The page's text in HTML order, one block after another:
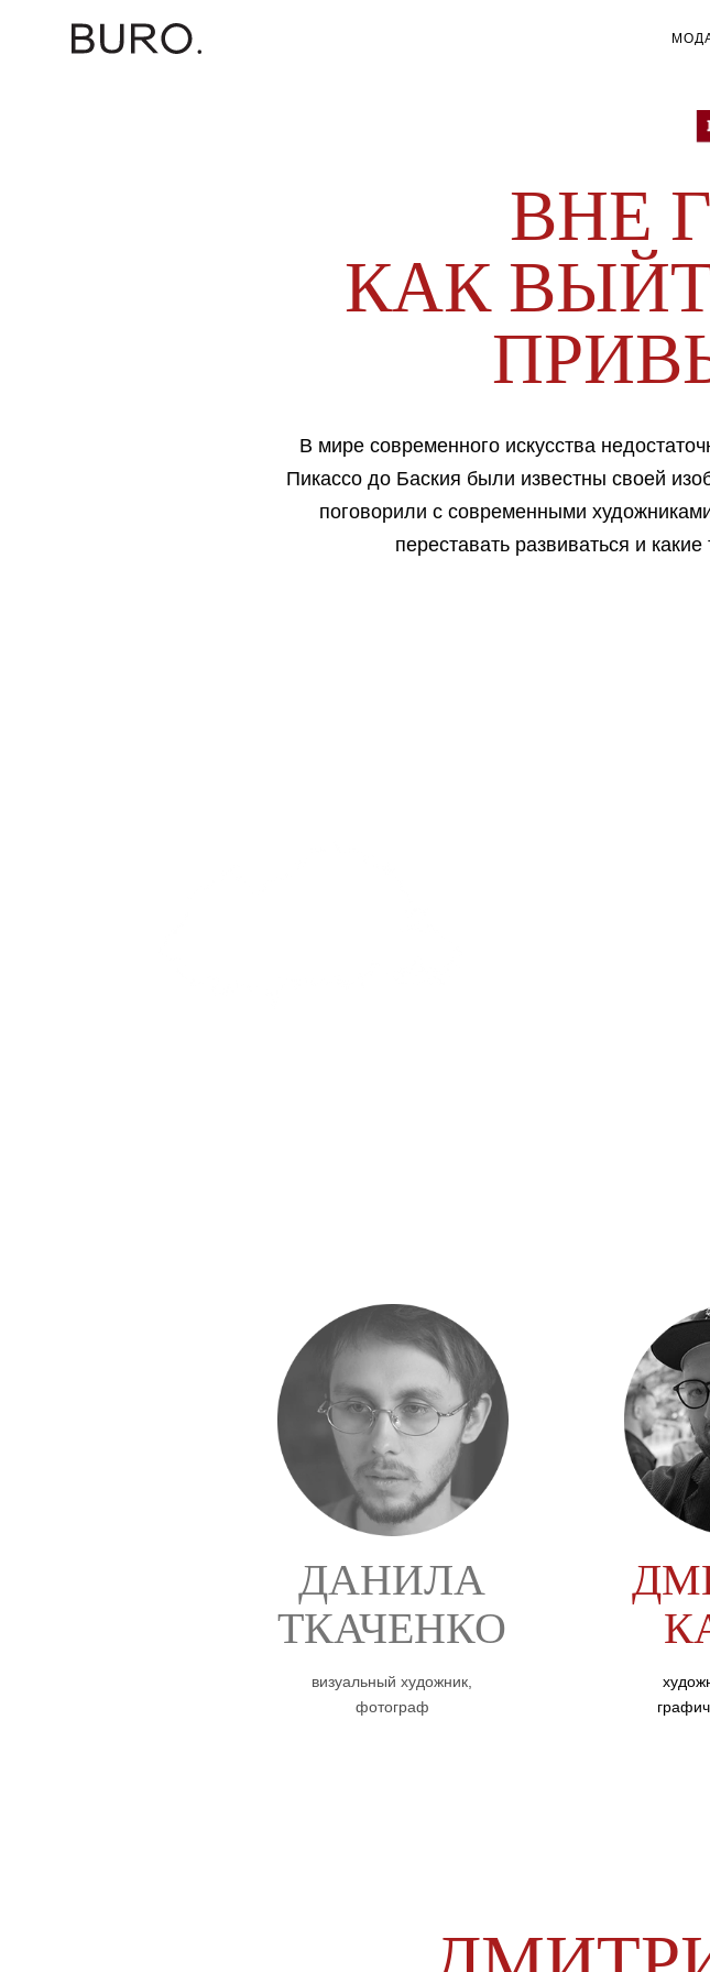
ВНЕ
КАК
В мире современного искусства
Пикассо до Баския были известны своей
поговорили с современными
переставать развиваться и
ДАНИЛА
ТКАЧЕНКО
визуальный художник,
фотограф